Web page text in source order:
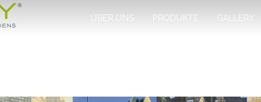
ÜBER UNS PRODUKTE GALLERY